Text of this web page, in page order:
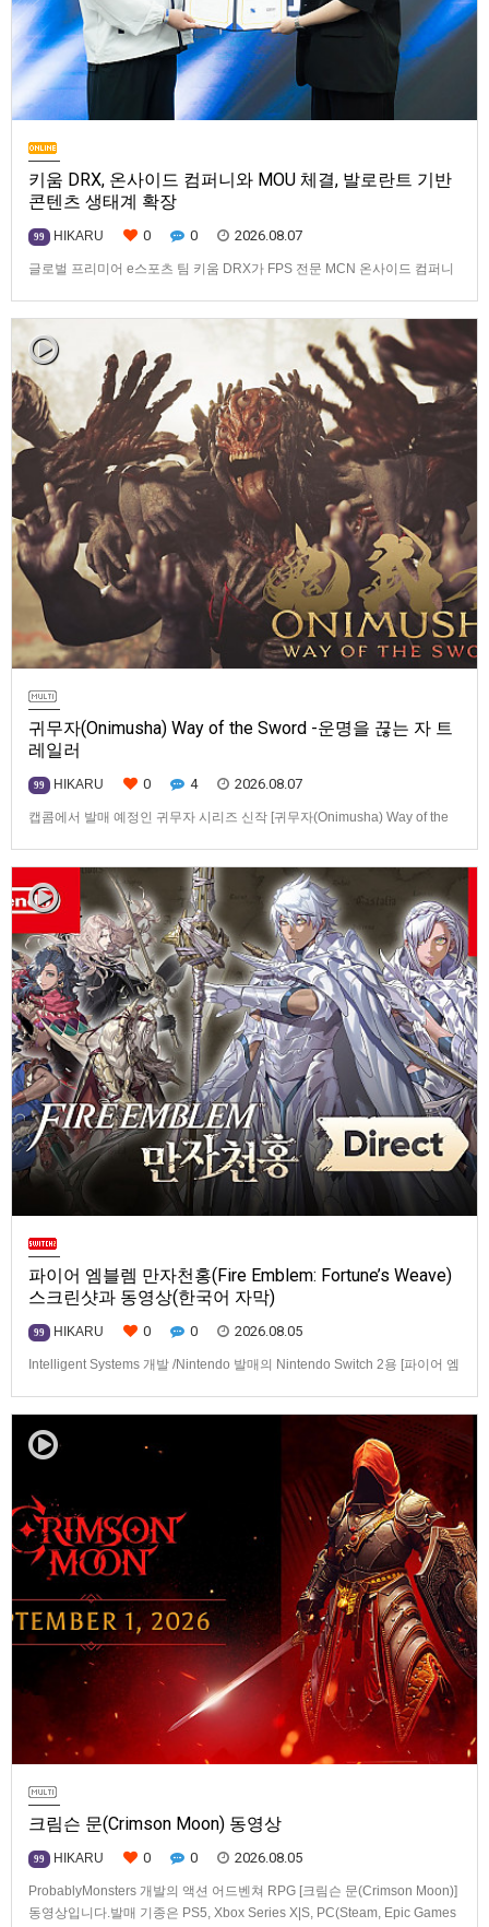
키움 DRX, 온사이드 컴퍼니와 MOU 체결, 발로란트 기반
콘텐츠 생태계 확장
99 HIKARU 0 0 2026.08.07
글로벌 프리미어 e스포츠 팀 키움 DRX가 FPS 전문 MCN 온사이드 컴퍼니
문화 산업 저변 확대 및 콘텐츠 강화를 위한 업무 협약(MOU)을 체결했다고
밝혔다. 이날 협약식에는 키움 DRX 양선일 대표이사, …
귀무자(Onimusha) Way of the Sword -운명을 끊는 자 트
레일러
99 HIKARU 0 4 2026.08.07
캡콤에서 발매 예정인 귀무자 시리즈 신작 [귀무자(Onimusha) Way of the
파이어 엠블렘 만자천홍(Fire Emblem: Fortune’s Weave)
스크린샷과 동영상(한국어 자막)
99 HIKARU 0 0 2026.08.05
Intelligent Systems 개발 /Nintendo 발매의 Nintendo Switch 2용 [파이어 엠
크림슨 문(Crimson Moon) 동영상
99 HIKARU 0 0 2026.08.05
ProbablyMonsters 개발의 액션 어드벤쳐 RPG [크림슨 문(Crimson Moon)]
동영상입니다.발매 기종은 PS5, Xbox Series X|S, PC(Steam, Epic Games